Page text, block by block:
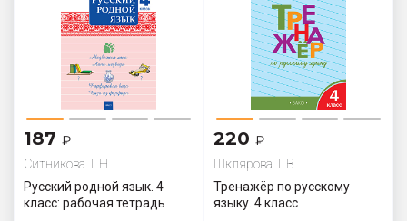
187 ₽
Ситникова Т.Н.
Русский родной язык. 4
класс: рабочая тетрадь
220 ₽
Шклярова Т.В.
Тренажёр по русскому
языку. 4 класс